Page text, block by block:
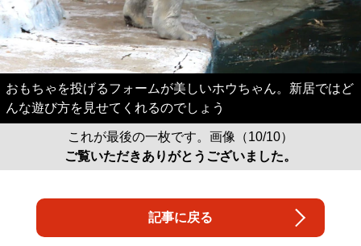
おもちゃを投げるフォームが美しいホウちゃん。新居ではど
んな遊び方を見せてくれるのでしょう
これが最後の一枚です。画像（10/10）
ご覧いただきありがとうございました。
記事に戻る